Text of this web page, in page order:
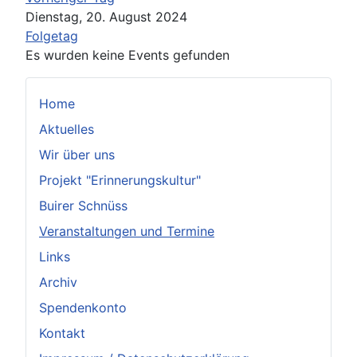
Home
Aktuelles
Wir über uns
Projekt "Erinnerungskultur"
Buirer Schnüss
Veranstaltungen und Termine
Links
Archiv
Spendenkonto
Kontakt
Dienstag, 20. August 2024
Folgetag
Es wurden keine Events gefunden